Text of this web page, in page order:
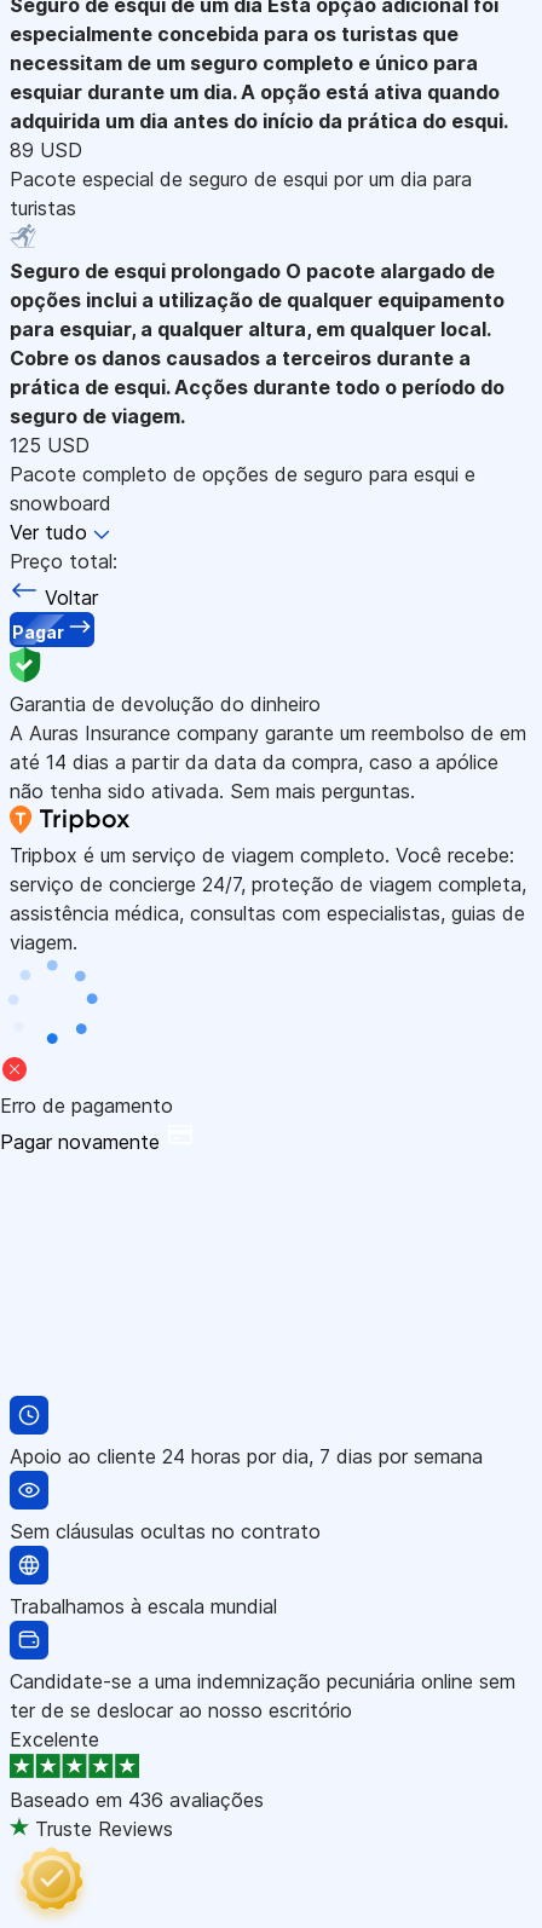
especialmente concebida para os turistas que
necessitam de um seguro completo e único para
esquiar durante um dia. A opção está ativa quando
adquirida um dia antes do início da prática do esqui.
89 USD
Pacote especial de seguro de esqui por um dia para
turistas
Seguro de esqui prolongado O pacote alargado de
opções inclui a utilização de qualquer equipamento
para esquiar, a qualquer altura, em qualquer local.
Cobre os danos causados a terceiros durante a
prática de esqui. Acções durante todo o período do
seguro de viagem.
125 USD
Pacote completo de opções de seguro para esqui e
snowboard
Ver tudo
Preço total:
Voltar
Pagar
Garantia de devolução do dinheiro
A Auras Insurance company garante um reembolso de em
até 14 dias a partir da data da compra, caso a apólice
não tenha sido ativada. Sem mais perguntas.
Tripbox é um serviço de viagem completo. Você recebe:
serviço de concierge 24/7, proteção de viagem completa,
assistência médica, consultas com especialistas, guias de
viagem.
Erro de pagamento
Pagar novamente
Apoio ao cliente 24 horas por dia, 7 dias por semana
Sem cláusulas ocultas no contrato
Trabalhamos à escala mundial
Candidate-se a uma indemnização pecuniária online sem
ter de se deslocar ao nosso escritório
Excelente
Baseado em 436 avaliações
Truste Reviews